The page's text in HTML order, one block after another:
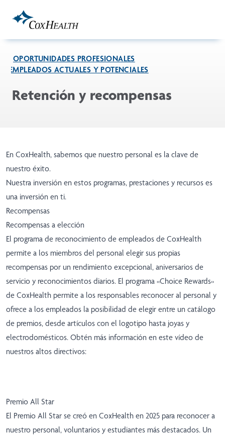
OPORTUNIDADES PROFESIONALES
EMPLEADOS ACTUALES Y POTENCIALES
Retención y recompensas
En CoxHealth, sabemos que nuestro personal es la clave de
nuestro éxito.
Nuestra inversión en estos programas, prestaciones y recursos es
una inversión en ti.
Recompensas
Recompensas a elección
El programa de reconocimiento de empleados de CoxHealth
permite a los miembros del personal elegir sus propias
recompensas por un rendimiento excepcional, aniversarios de
servicio y reconocimientos diarios. El programa «Choice Rewards»
de CoxHealth permite a los responsables reconocer al personal y
ofrece a los empleados la posibilidad de elegir entre un catálogo
de premios, desde artículos con el logotipo hasta joyas y
electrodomésticos. Obtén más información en este vídeo de
nuestros altos directivos:
Premio All Star
El Premio All Star se creó en CoxHealth en 2025 para reconocer a
nuestro personal, voluntarios y estudiantes más destacados. Un